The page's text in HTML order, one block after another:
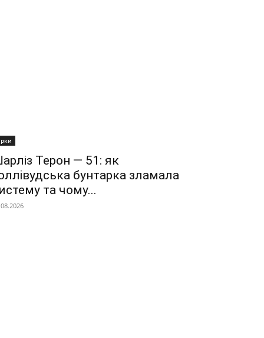
Терон — 51: як
бунтарка зламала
та чому...